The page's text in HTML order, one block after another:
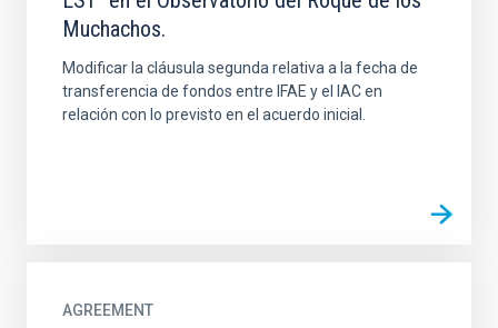
Muchachos.
Modificar la cláusula segunda relativa a la fecha de
transferencia de fondos entre IFAE y el IAC en
relación con lo previsto en el acuerdo inicial.
AGREEMENT